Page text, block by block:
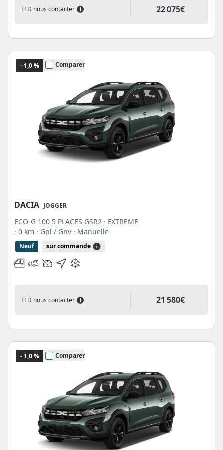
LLD nous contacter i 22 075€
- 1,0 % Comparer
DACIA JOGGER
ECO-G 100 5 PLACES GSR2 · EXTREME
· 0 km · Gpl / Gnv · Manuelle
Neuf sur commande
LLD nous contacter i 21 580€
- 1,0 % Comparer